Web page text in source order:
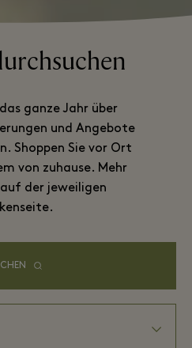
ganze Jahr über
und Angebote
Shoppen Sie vor Ort
von zuhause. Mehr
der jeweiligen